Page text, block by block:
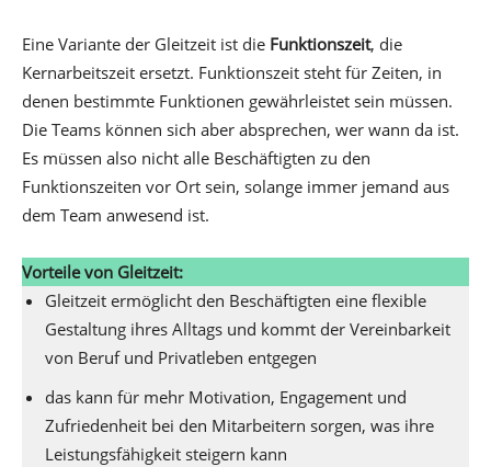
Eine Variante der Gleitzeit ist die Funktionszeit, die
Kernarbeitszeit ersetzt. Funktionszeit steht für Zeiten, in
denen bestimmte Funktionen gewährleistet sein müssen.
Die Teams können sich aber absprechen, wer wann da ist.
Es müssen also nicht alle Beschäftigten zu den
Funktionszeiten vor Ort sein, solange immer jemand aus
dem Team anwesend ist.
Vorteile von Gleitzeit:
Gleitzeit ermöglicht den Beschäftigten eine flexible
Gestaltung ihres Alltags und kommt der Vereinbarkeit
von Beruf und Privatleben entgegen
das kann für mehr Motivation, Engagement und
Zufriedenheit bei den Mitarbeitern sorgen, was ihre
Leistungsfähigkeit steigern kann